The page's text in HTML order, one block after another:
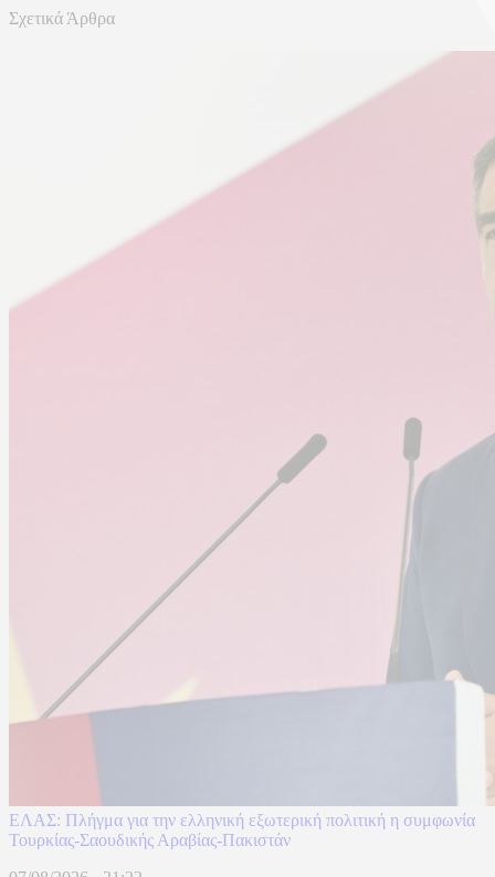
Σχετικά Άρθρα
ΕΛΑΣ: Πλήγμα για την ελληνική εξωτερική πολιτική η συμφωνία
Τουρκίας-Σαουδικής Αραβίας-Πακιστάν